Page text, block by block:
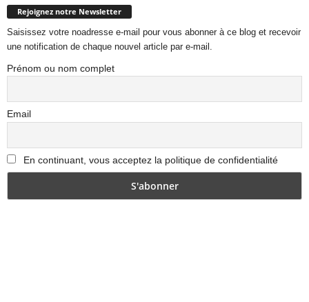
Rejoignez notre Newsletter
Saisissez votre noadresse e-mail pour vous abonner à ce blog et recevoir
une notification de chaque nouvel article par e-mail.
Prénom ou nom complet
Email
En continuant, vous acceptez la politique de confidentialité